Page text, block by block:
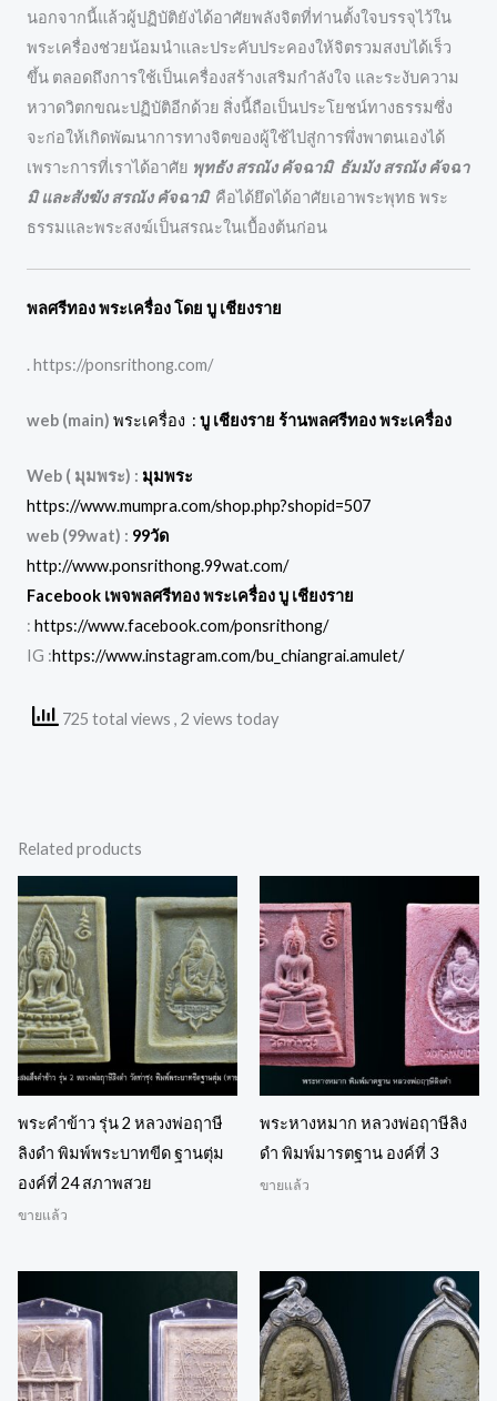
นอกจากนี้แล้วผู้ปฏิบัติยังได้อาศัยพลังจิตที่ท่านตั้งใจบรรจุไว้ใน
พระเครื่องช่วยน้อมนำและประคับประคองให้จิตรวมสงบได้เร็ว
ขึ้น ตลอดถึงการใช้เป็นเครื่องสร้างเสริมกำลังใจ และระงับความ
หวาดวิตกขณะปฏิบัติอีกด้วย สิ่งนี้ถือเป็นประโยชน์ทางธรรมซึ่ง
จะก่อให้เกิดพัฒนาการทางจิตของผู้ใช้ไปสู่การพึ่งพาตนเองได้
เพราะการที่เราได้อาศัย พุทธัง สรณัง คัจฉามิ ธัมมัง สรณัง คัจฉา
มิ และสังฆัง สรณัง คัจฉามิคือได้ยึดได้อาศัยเอาพระพุทธ พระ
ธรรมและพระสงฆ์เป็นสรณะในเบื้องต้นก่อน
พลศรีทอง พระเครื่อง โดย บู เชียงราย
. https://ponsrithong.com/
web (main) พระเครื่อง : บู เชียงราย ร้านพลศรีทอง พระเครื่อง
Web ( มุมพระ) : มุมพระ
https://www.mumpra.com/shop.php?shopid=507
web (99wat) : 99วัด
http://www.ponsrithong.99wat.com/
Facebook เพจพลศรีทอง พระเครื่อง บู เชียงราย
: https://www.facebook.com/ponsrithong/
IG :https://www.instagram.com/bu_chiangrai.amulet/
725 total views , 2 views today
Related products
พระคำข้าว รุ่น 2 หลวงพ่อฤาษี
ลิงดำ พิมพ์พระบาทขีด ฐานตุ่ม
องค์ที่ 24 สภาพสวย
ขายแล้ว
พระหางหมาก หลวงพ่อฤาษีลิง
ดำ พิมพ์มารตฐาน องค์ที่ 3
ขายแล้ว